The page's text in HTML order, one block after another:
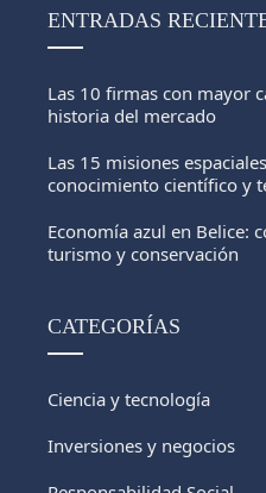
ENTRADAS
Las 10 firmas con mayor
historia del mercado
Las 15 misiones
conocimiento científico y
Economía azul en Belice:
turismo y conservación
CATEGORÍAS
Ciencia y tecnología
Inversiones y negocios